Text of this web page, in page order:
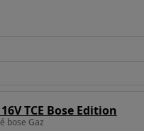
TCE Bose Edition
bose Gaz